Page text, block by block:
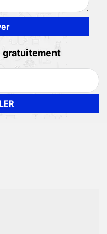
gratuitement